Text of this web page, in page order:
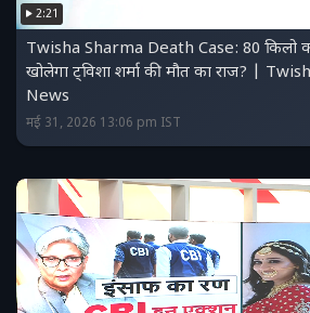
2:21
Twisha Sharma Death Case: 80 किलो
खोलेगा ट्विशा शर्मा की मौत का राज? |
News
मई 31, 2026 13:06 pm IST